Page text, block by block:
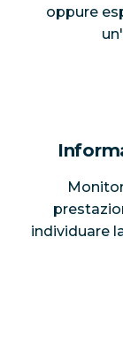
oppure
individuare